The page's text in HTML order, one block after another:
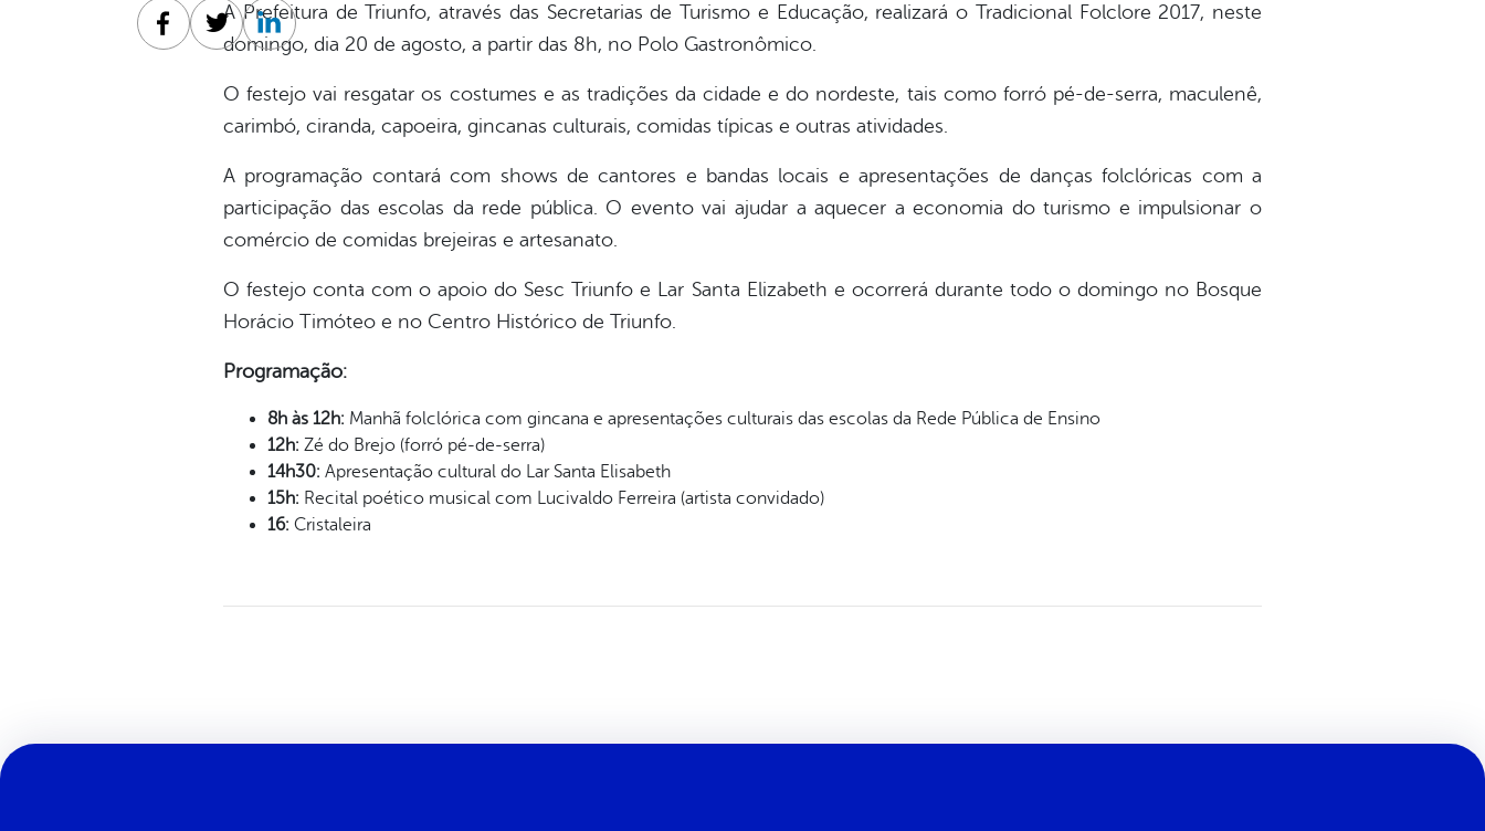
A Prefeitura de Triunfo, através das Secretarias de Turismo e Educação, realizará o Tradicional Folclore 2017, neste
domingo, dia 20 de agosto, a partir das 8h, no Polo Gastronômico.
O festejo vai resgatar os costumes e as tradições da cidade e do nordeste, tais como forró pé-de-serra, maculenê,
carimbó, ciranda, capoeira, gincanas culturais, comidas típicas e outras atividades.
A programação contará com shows de cantores e bandas locais e apresentações de danças folclóricas com a
participação das escolas da rede pública. O evento vai ajudar a aquecer a economia do turismo e impulsionar o
comércio de comidas brejeiras e artesanato.
O festejo conta com o apoio do Sesc Triunfo e Lar Santa Elizabeth e ocorrerá durante todo o domingo no Bosque
Horácio Timóteo e no Centro Histórico de Triunfo.
Programação:
8h às 12h: Manhã folclórica com gincana e apresentações culturais das escolas da Rede Pública de Ensino
12h: Zé do Brejo (forró pé-de-serra)
14h30: Apresentação cultural do Lar Santa Elisabeth
15h: Recital poético musical com Lucivaldo Ferreira (artista convidado)
16: Cristaleira
Facebook
TwitterLinkedin